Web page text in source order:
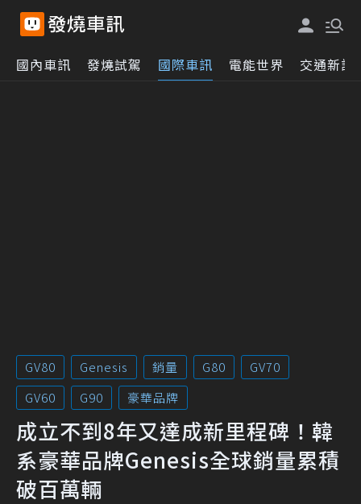
國內車訊 發燒試駕 國際車訊 電能世界 交通新訊
GV80 Genesis 銷量 G80
GV70
GV60
G90 豪華品牌
成立不到8年又達成新里程碑！韓
系豪華品牌Genesis全球銷量累積
破百萬輛